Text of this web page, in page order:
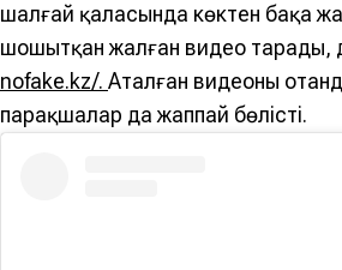
шалғай қаласында көктен бақа
шошытқан жалған видео тарады,
nofake.kz/. Аталған видеоны
парақшалар да жаппай бөлісті.